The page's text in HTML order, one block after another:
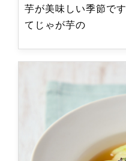
芋が美味しい季節で
てじゃが芋の